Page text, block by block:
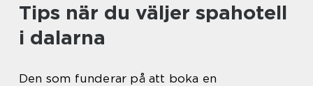
Tips när du väljer spahotell
i dalarna
Den som funderar på att boka en